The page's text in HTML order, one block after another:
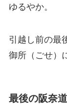
ゆるやか。
引越し前の最
御所（ごせ）
最後の阪奈